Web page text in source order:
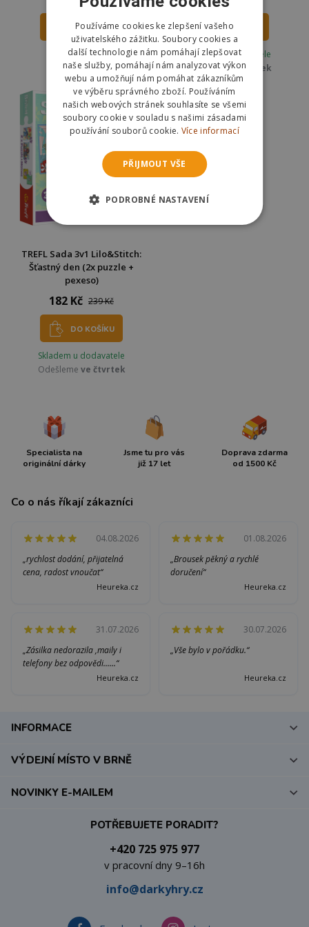
DO KOŠÍKU
Skladem
Odešlemezítra
DO KOŠÍKU
Skladem u dodavatele
Odešlemeve čtvrtek
TREFL Sada 3v1 Lilo&Stitch:
Šťastný den (2x puzzle +
pexeso)
182 Kč 239 Kč
DO KOŠÍKU
Skladem u dodavatele
Odešleme ve čtvrtek
Specialista na
originální dárky
Jsme tu pro vás
již 17 let
Doprava zdarma
od 1500 Kč
Co o nás říkají zákazníci
04.08.2026
„rychlost dodání, přijatelná
cena, radost vnoučat“
Heureka.cz
01.08.2026
„Brousek pěkný a rychlé
doručení“
Heureka.cz
31.07.2026
„Zásilka nedorazila ,maily i
telefony bez odpovědi......“
Heureka.cz
30.07.2026
„Vše bylo v pořádku.“
Heureka.cz
INFORMACE
VÝDEJNÍ MÍSTO V BRNĚ
POTŘEBUJETE PORADIT?
+420 725 975 977
v pracovní dny 9–16h
info@darkyhry.cz
NOVINKY E-MAILEM
Používáme cookies ke zlepšení vašeho
uživatelského zážitku. Soubory cookies a
další technologie nám pomáhají zlepšovat
naše služby, pomáhají nám analyzovat výkon
webu a umožňují nám pomáhat zákazníkům
ve výběru správného zboží. Používáním
našich webových stránek souhlasíte se všemi
soubory cookie v souladu s našimi zásadami
používání souborů cookie. Více informací
PŘIJMOUT VŠE
PODROBNÉ NASTAVENÍ